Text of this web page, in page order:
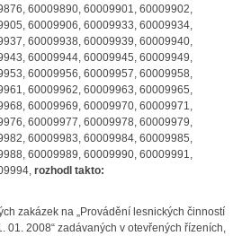
60009890, 60009901, 60009902,
60009906, 60009933, 60009934,
60009938, 60009939, 60009940,
60009944, 60009945, 60009949,
60009956, 60009957, 60009958,
60009962, 60009963, 60009965,
60009969, 60009970, 60009971,
60009977, 60009978, 60009979,
60009983, 60009984, 60009985,
60009989, 60009990, 60009991,
rozhodl takto:
zakázek na „Provádění lesnických činností
01. 2008“ zadávaných v otevřených řízeních,